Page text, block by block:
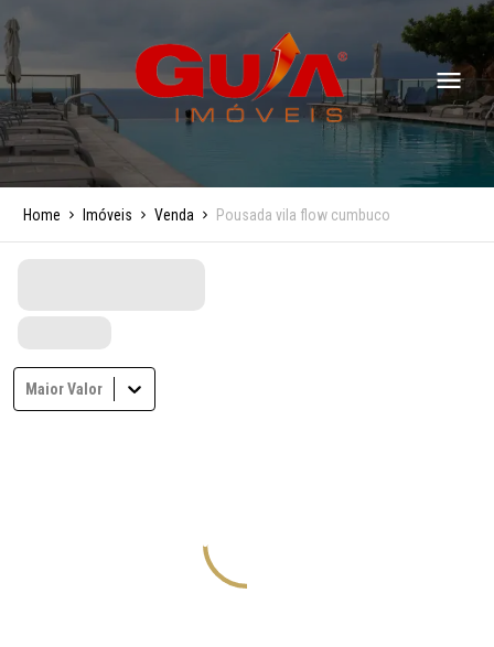
Home Imóveis Venda Pousada vila flow cumbuco
Maior Valor